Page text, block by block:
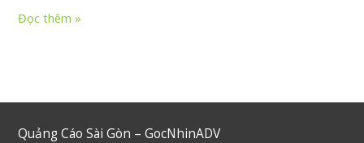
Xe
Đọc thêm »
Quảng Cáo Sài Gòn – GocNhinADV